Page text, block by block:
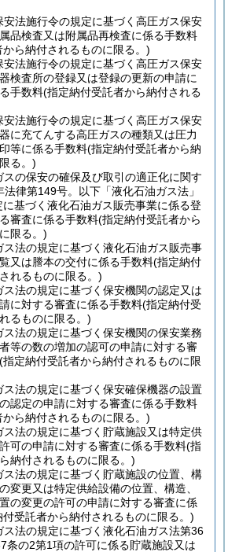
安法施行令の規定に基づく高圧ガス保安
品検査又は附属品再検査に係る手数料
ら納付されるものに限る。)
安法施行令の規定に基づく高圧ガス保安
検査所の登録又は登録の更新の申請に
手数料(指定納付受託者から納付される
安法施行令の規定に基づく高圧ガス保安
に充てんする高圧ガスの種類又は圧力
等に係る手数料(指定納付受託者から納
る。)
スの保安の確保及び取引の適正化に関す
法律第149号。以下「液化石油ガス法」
に基づく液化石油ガス販売事業に係る登
審査に係る手数料(指定納付受託者から
限る。)
ス法の規定に基づく液化石油ガス販売事
又は謄本の交付に係る手数料(指定納付
れるものに限る。)
ス法の規定に基づく保安機関の認定又は
に対する審査に係る手数料(指定納付受
るものに限る。)
ス法の規定に基づく保安機関の保安業務
等の数の増加の認可の申請に対する審
(指定納付受託者から納付されるものに限
ス法の規定に基づく保安確保機器の設置
認定の申請に対する審査に係る手数料
ら納付されるものに限る。)
ス法の規定に基づく貯蔵施設又は特定供
可の申請に対する審査に係る手数料(指
納付されるものに限る。)
ス法の規定に基づく貯蔵施設の位置、構
変更又は特定供給設備の位置、構造、
の変更の許可の申請に対する審査に係
付受託者から納付されるものに限る。)
ス法の規定に基づく液化石油ガス法第36
条の2第1項の許可に係る貯蔵施設又は